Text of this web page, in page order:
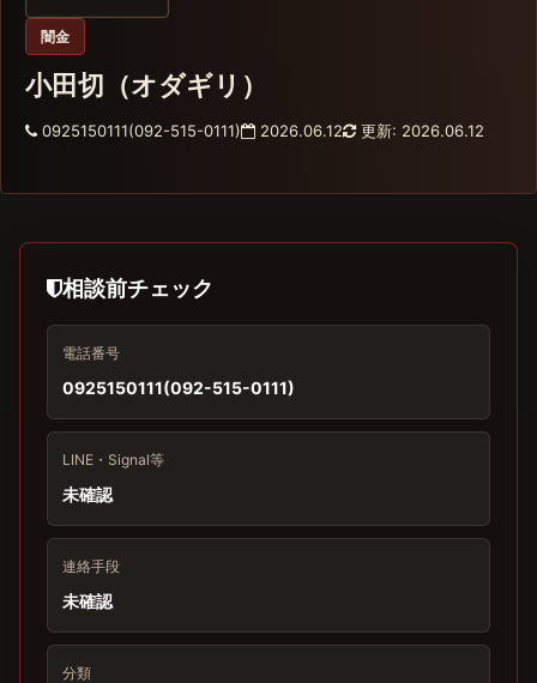
闇金
小田切（オダギリ）
0925150111(092-515-0111) 2026.06.12 更新: 2026.06.12
相談前チェック
電話番号
0925150111(092-515-0111)
LINE・Signal等
未確認
連絡手段
未確認
分類